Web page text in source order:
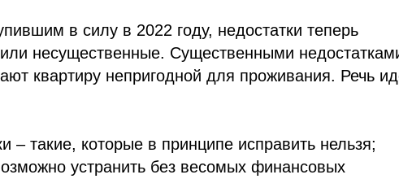
в силу в 2022 году, недостатки теперь
несущественные. Существенными
квартиру непригодной для проживания. Речь
– такие, которые в принципе исправить нельзя;
устранить без весомых финансовых